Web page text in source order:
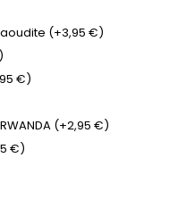
Saoudite (+3,95 €)
€)
RWANDA (+2,95 €)
€)